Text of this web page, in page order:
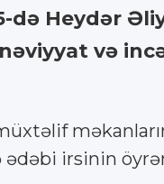
də Heydər
və
müxtəlif
irsinin